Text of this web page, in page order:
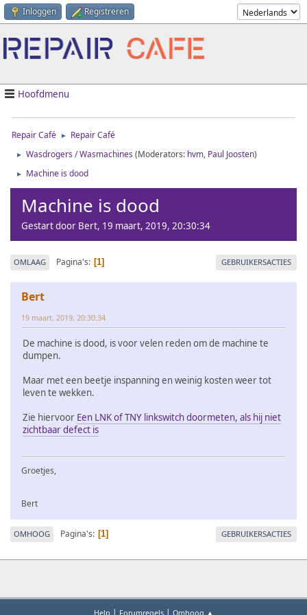
Inloggen Registreren
Hoofdmenu
Repair Café ► Repair Café
► Wasdrogers / Wasmachines (Moderators: hvm, Paul Joosten)
► Machine is dood
Machine is dood
Gestart door Bert, 19 maart, 2019, 20:30:34
OMLAAG Pagina's 1 GEBRUIKERSACTIES
Bert
19 maart, 2019, 20:30:34
De machine is dood, is voor velen reden om de machine te
dumpen.
Maar met een beetje inspanning en weinig kosten weer tot
leven te wekken.
Zie hiervoor Een LNK of TNY linkswitch doormeten, als hij niet
zichtbaar defect is
Groetjes,
Bert
OMHOOG Pagina's 1 GEBRUIKERSACTIES
Help | Forumregels| Omhoog ▲